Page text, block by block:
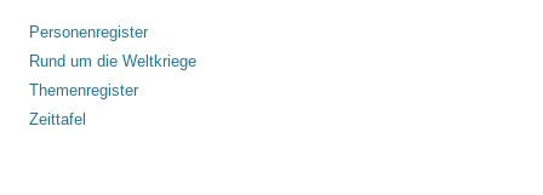
Personenregister
Rund um die Weltkriege
Themenregister
Zeittafel